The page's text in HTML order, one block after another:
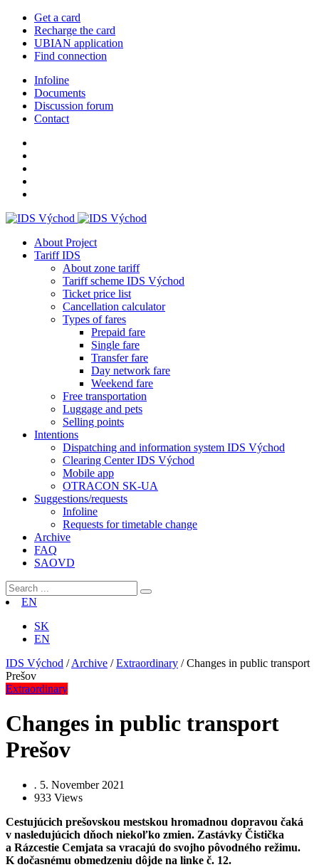
Get a card
Recharge the card
UBIAN application
Find connection
Infoline
Documents
Discussion forum
Contact
About Project
Tariff IDS
About zone tariff
Tariff scheme IDS Východ
Ticket price list
Cancellation calculator
Types of fares
Prepaid fare
Single fare
Transfer fare
Day network fare
Weekend fare
Free transportation
Luggage and pets
Selling points
Intentions
Dispatching and information system IDS Východ
Clearing Center IDS Východ
Mobile app
OTRACON SK-UA
Suggestions/requests
Infoline
Requests for timetable change
Archive
FAQ
SAOVD
EN
SK
EN
IDS Východ /Archive /Extraordinary /Changes in public transport
Prešov
Extraordinary
Changes in public transport
Prešov
. 5. November 2021
933 Views
Cestujúcich prešovskou mestskou hromadnou dopravou čaká
v nasledujúcich dňoch niekoľko zmien. Zastávky Čistička
a Rázcestie Cemjata sa vracajú do svojho pôvodného režimu.
K dočasnému obmedzeniu dôjde na linke č. 12.